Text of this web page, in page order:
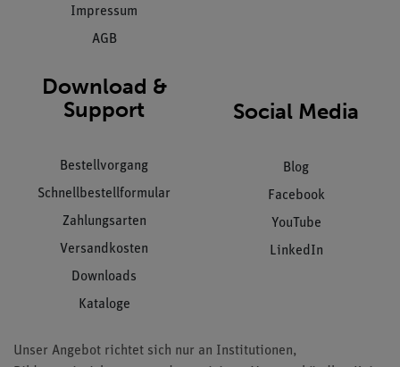
Impressum
AGB
Download &
Support
Bestellvorgang
Schnellbestellformular
Zahlungsarten
Versandkosten
Downloads
Kataloge
Social Media
Blog
Facebook
YouTube
LinkedIn
Unser Angebot richtet sich nur an Institutionen,